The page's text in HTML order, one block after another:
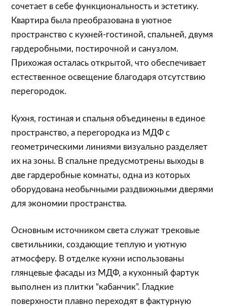
сочетает в себе функциональность и эстетику.
Квартира была преобразована в уютное
пространство с кухней-гостиной, спальней, двумя
гардеробными, постирочной и санузлом.
Прихожая осталась открытой, что обеспечивает
естественное освещение благодаря отсутствию
перегородок.
Кухня, гостиная и спальня объединены в единое
пространство, а перегородка из МДФ с
геометрическими линиями визуально разделяет
их на зоны. В спальне предусмотрены выходы в
две гардеробные комнаты, одна из которых
оборудована необычными раздвижными дверями
для экономии пространства.
Основным источником света служат трековые
светильники, создающие теплую и уютную
атмосферу. В отделке кухни использованы
глянцевые фасады из МДФ, а кухонный фартук
выполнен из плитки “кабанчик”. Гладкие
поверхности плавно переходят в фактурную